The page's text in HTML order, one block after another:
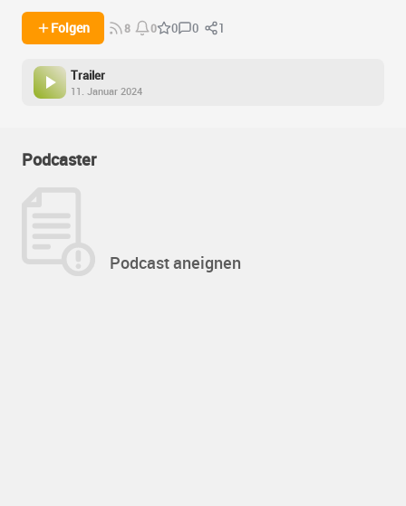
Folgen 8 0 0 0 1
Trailer
11. Januar 2024
Podcaster
Podcast aneignen